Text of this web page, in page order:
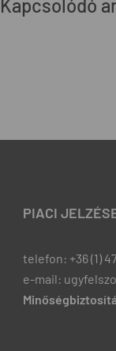
Kapcsolódó
PIACI
telefon: +36 (1)
e-mail: